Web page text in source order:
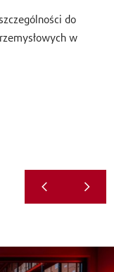
do
w